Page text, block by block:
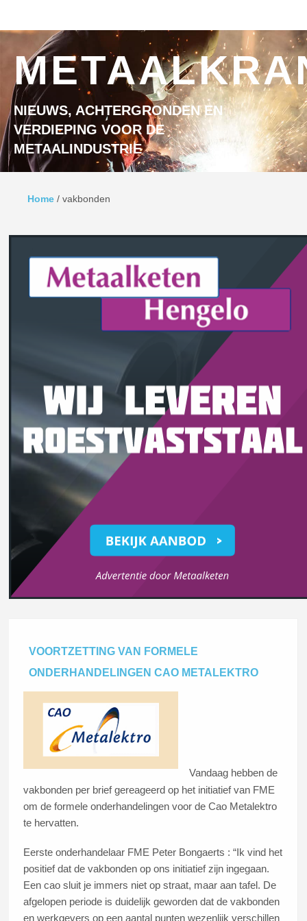
NIEUWS, ACHTERGRONDEN EN
VERDIEPING VOOR DE
METAALINDUSTRIE
Home / vakbonden
VOORTZETTING VAN FORMELE
ONDERHANDELINGEN CAO METALEKTRO
Vandaag hebben de
vakbonden per brief gereageerd op het initiatief van FME
om de formele onderhandelingen voor de Cao Metalektro
te hervatten.
Eerste onderhandelaar FME Peter Bongaerts : “Ik vind het
positief dat de vakbonden op ons initiatief zijn ingegaan.
Een cao sluit je immers niet op straat, maar aan tafel. De
afgelopen periode is duidelijk geworden dat de vakbonden
en werkgevers op een aantal punten wezenlijk verschillen